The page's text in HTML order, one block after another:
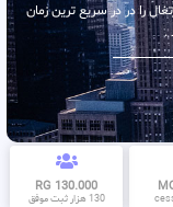
را در در سریع ترین زمان
.
130.000 RG
130 هزار ثبت موفق